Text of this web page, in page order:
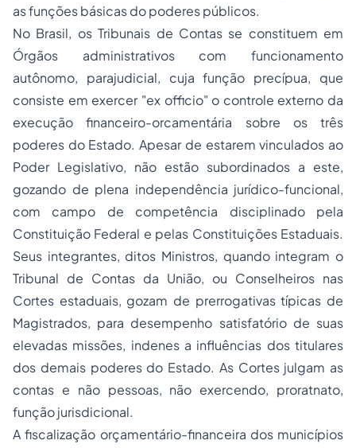
as funções básicas do poderes públicos.
No Brasil, os Tribunais de Contas se constituem em
Órgãos administrativos com funcionamento
autônomo, parajudicial, cuja função precípua, que
consiste em exercer "ex officio" o controle externo da
execução financeiro-orcamentária sobre os três
poderes do Estado. Apesar de estarem vinculados ao
Poder Legislativo, não estão subordinados a este,
gozando de plena independência jurídico-funcional,
com campo de competência disciplinado pela
Constituição Federal e pelas Constituições Estaduais.
Seus integrantes, ditos Ministros, quando integram o
Tribunal de Contas da União, ou Conselheiros nas
Cortes estaduais, gozam de prerrogativas típicas de
Magistrados, para desempenho satisfatório de suas
elevadas missões, indenes a influências dos titulares
dos demais poderes do Estado. As Cortes julgam as
contas e não pessoas, não exercendo, proratnato,
função jurisdicional.
A fiscalização orçamentário-financeira dos municípios